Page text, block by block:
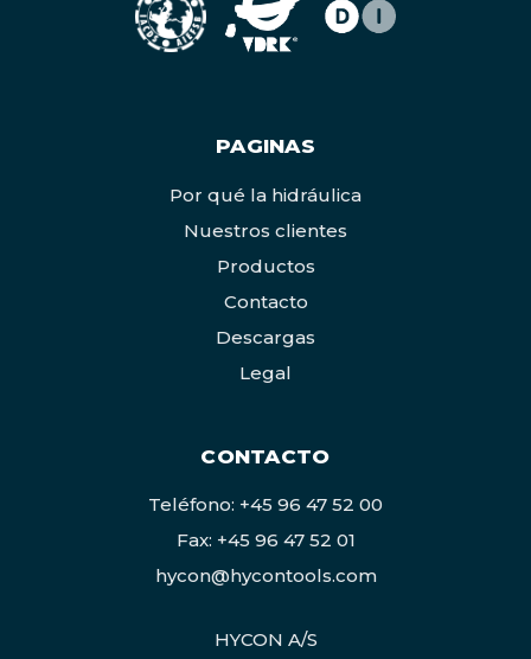
PAGINAS
Por qué la hidráulica
Nuestros clientes
Productos
Contacto
Descargas
Legal
CONTACTO
Teléfono: +45 96 47 52 00
Fax: +45 96 47 52 01
hycon@hycontools.com
HYCON A/S